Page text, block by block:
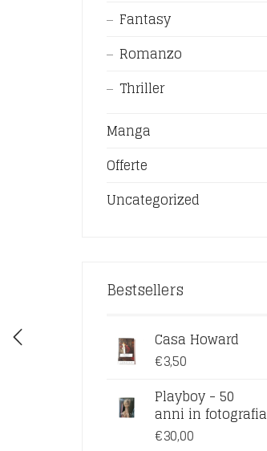
Fantasy
Romanzo
Thriller
Manga
Offerte
Uncategorized
Bestsellers
Casa Howard
€3,50
Playboy - 50
anni in fotografia
€30,00